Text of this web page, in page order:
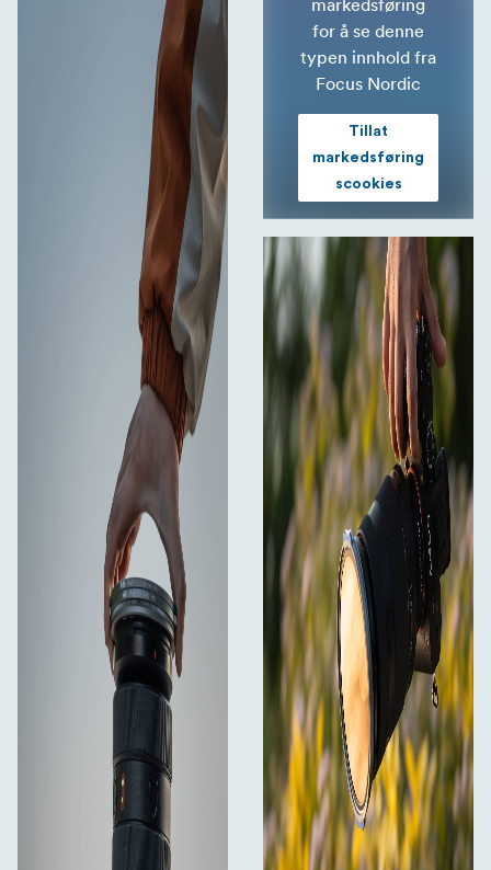
for å se denne
typen innhold fra
Focus Nordic
Tillat
markedsføring
scookies